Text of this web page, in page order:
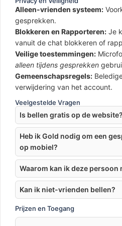
Alleen-vrienden systeem:
gesprekken.
Blokkeren en Rapporteren: Je
vanuit de chat blokkeren of
Veilige toestemmingen:
alleen tijdens gesprekken
Gemeenschapsregels:
verwijdering van het account.
Veelgestelde Vragen
Is bellen gratis op de website?
Heb ik Gold nodig om een
op mobiel?
Waarom kan ik deze persoon
Kan ik niet-vrienden bellen?
Prijzen en Toegang